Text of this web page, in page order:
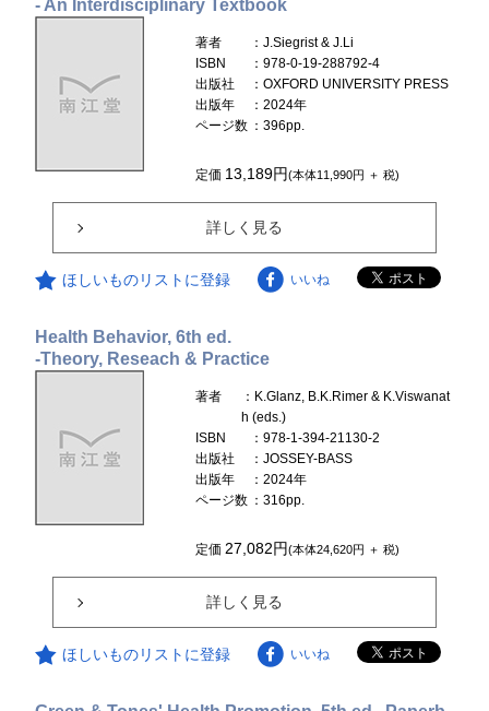
- An Interdisciplinary Textbook
著者
：J.Siegrist & J.Li
ISBN
：978-0-19-288792-4
出版社
：OXFORD UNIVERSITY PRESS
出版年
：2024年
ページ数 ：396pp.
定価 13,189円(本体11,990円 ＋ 税)
詳しく見る
ほしいものリストに登録 いいね
Health Behavior, 6th ed.
-Theory, Reseach & Practice
著者
：K.Glanz, B.K.Rimer & K.Viswanat
h (eds.)
ISBN
：978-1-394-21130-2
出版社
：JOSSEY-BASS
出版年
：2024年
ページ数 ：316pp.
定価 27,082円(本体24,620円 ＋ 税)
詳しく見る
ほしいものリストに登録 いいね